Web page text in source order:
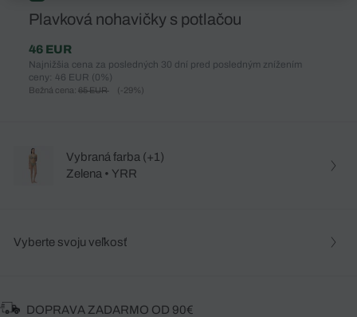
Plavková nohavičky s potlačou
46 EUR
Najnižšia cena za posledných 30 dní pred posledným znížením
ceny: 46 EUR (0%)
Bežná cena: 65 EUR (-29%)
Vybraná farba (+1)
Zelena • YRR
Vyberte svoju veľkosť
DOPRAVA ZADARMO OD 90€